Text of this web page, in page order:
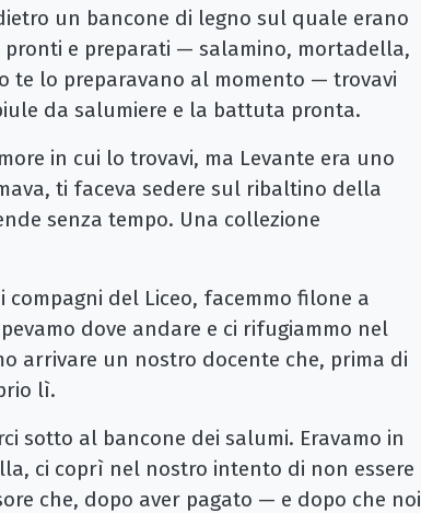
un bancone di legno sul quale erano
pronti e preparati — salamino, mortadella,
te lo preparavano al momento — trovavi
da salumiere e la battuta pronta.
in cui lo trovavi, ma Levante era uno
ti faceva sedere sul ribaltino della
senza tempo. Una collezione
del Liceo, facemmo filone a
dove andare e ci rifugiammo nel
arrivare un nostro docente che, prima di
lì.
sotto al bancone dei salumi. Eravamo in
ci coprì nel nostro intento di non essere
che, dopo aver pagato — e dopo che noi